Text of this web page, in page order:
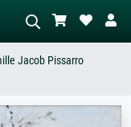
de scène – bijv. groene
Jacob Pissarro